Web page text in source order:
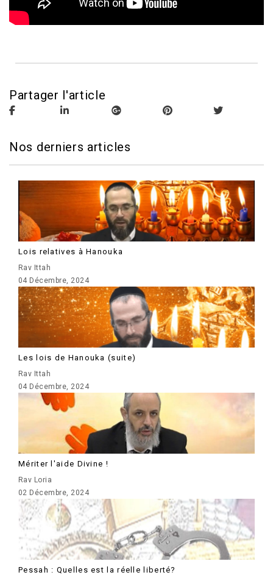
Partager l'article
Nos derniers articles
Lois relatives à Hanouka
Rav Ittah
04 Décembre, 2024
Les lois de Hanouka (suite)
Rav Ittah
04 Décembre, 2024
Mériter l'aide Divine !
Rav Loria
02 Décembre, 2024
Pessah : Quelles est la réelle liberté?